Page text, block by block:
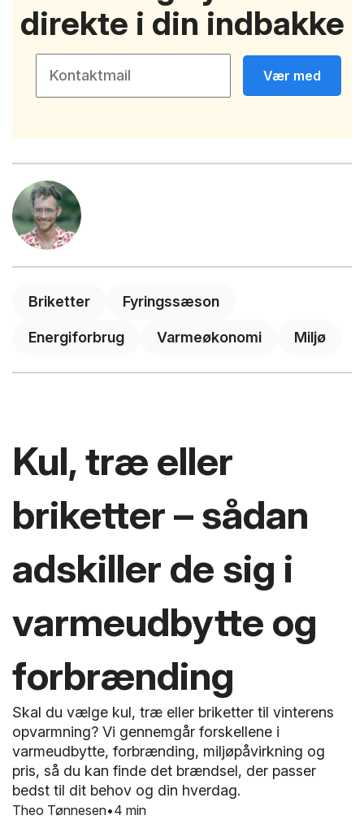
Briketter Fyringssæson
Energiforbrug Varmeøkonomi Miljø
direkte i din indbakke
Vær med
Kul, træ eller
briketter – sådan
adskiller de sig i
varmeudbytte og
forbrænding
4 min
Skal du vælge kul, træ eller briketter til vinterens
opvarmning? Vi gennemgår forskellene i
varmeudbytte, forbrænding, miljøpåvirkning og
pris, så du kan finde det brændsel, der passer
bedst til dit behov og din hverdag.
Theo Tønnesen